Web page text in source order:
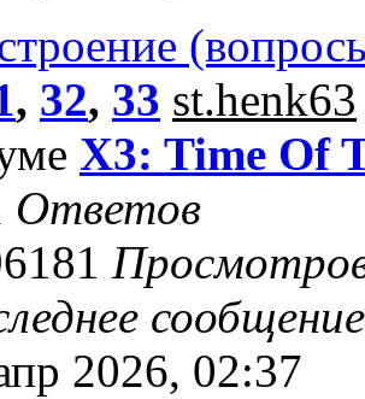
, 32, 33 st.henk63
X3: Time Of
Ответов
2026, 02:37